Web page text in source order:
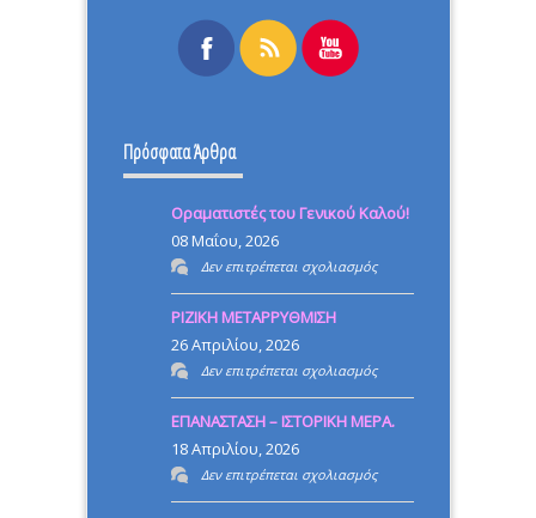
Πρόσφατα Άρθρα
Οραματιστές του Γενικού Καλού!
08 Μαΐου, 2026
Δεν επιτρέπεται σχολιασμόςστο
Οραματιστές
Καλού!
ΡΙΖΙΚΗ ΜΕΤΑΡΡΥΘΜΙΣΗ
26 Απριλίου, 2026
Δεν επιτρέπεται σχολιασμόςστο
ΡΙΖΙΚΗ
ΜΕΤΑΡΡΥΘΜΙΣΗ
ΕΠΑΝΑΣΤΑΣΗ – ΙΣΤΟΡΙΚΗ ΜΕΡΑ.
18 Απριλίου, 2026
Δεν επιτρέπεται σχολιασμόςστο
ΕΠΑΝΑΣΤΑΣΗ